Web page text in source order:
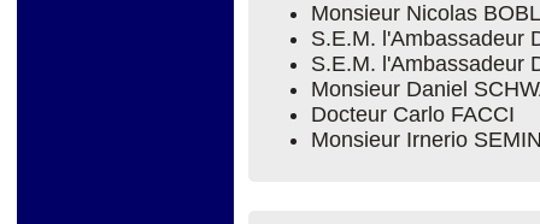
Monsieur Nicolas
S.E.M. l'Ambassadeur
S.E.M. l'Ambassadeur
Monsieur Daniel
Docteur Carlo FACCI
Monsieur Irnerio